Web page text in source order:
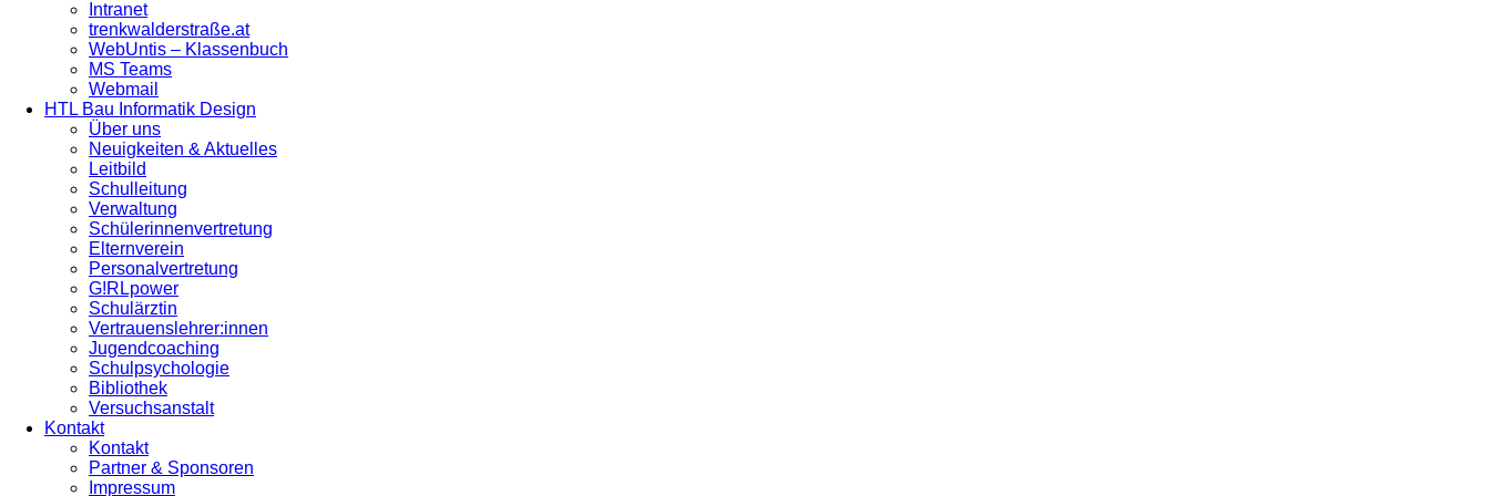
Intranet
trenkwalderstraße.at
WebUntis – Klassenbuch
MS Teams
Webmail
HTL Bau Informatik Design
Über uns
Neuigkeiten & Aktuelles
Leitbild
Schulleitung
Verwaltung
Schülerinnenvertretung
Elternverein
Personalvertretung
G!RLpower
Schulärztin
Vertrauenslehrer:innen
Jugendcoaching
Schulpsychologie
Bibliothek
Versuchsanstalt
Kontakt
Kontakt
Partner & Sponsoren
Impressum